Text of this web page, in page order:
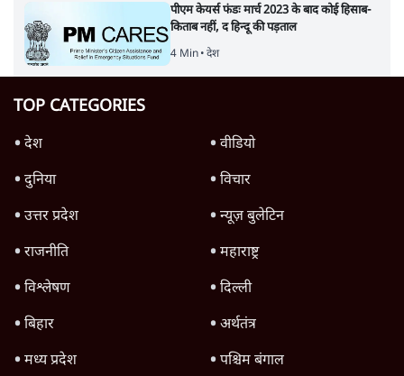
पीएम केयर्स फंडः मार्च 2023 के बाद कोई हिसाब-
किताब नहीं, द हिन्दू की पड़ताल
4 Min• देश
TOP CATEGORIES
देश
वीडियो
दुनिया
विचार
उत्तर प्रदेश
न्यूज़ बुलेटिन
राजनीति
महाराष्ट्र
विश्लेषण
दिल्ली
बिहार
अर्थतंत्र
मध्य प्रदेश
पश्चिम बंगाल